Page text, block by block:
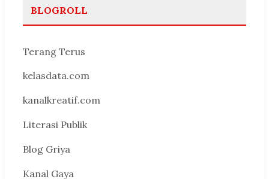
BLOGROLL
Terang Terus
kelasdata.com
kanalkreatif.com
Literasi Publik
Blog Griya
Kanal Gaya